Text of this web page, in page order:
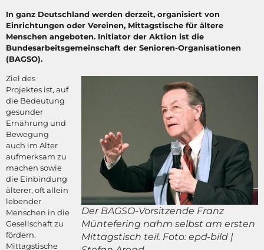
In ganz Deutschland werden derzeit, organisiert von
Einrichtungen oder Vereinen, Mittagstische für ältere
Menschen angeboten. Initiator der Aktion ist die
Bundesarbeitsgemeinschaft der Senioren-Organisationen
(BAGSO).
Der BAGSO-Vorsitzende Franz
Müntefering nahm selbst am ersten
Mittagstisch teil. Foto: epd-bild |
Ziel des
Projektes ist, auf
die Bedeutung
gesunder
Ernährung und
Bewegung
auch im Alter
aufmerksam zu
machen sowie
die Einbindung
älterer, oft allein
lebender
Menschen in die
Gesellschaft zu
fördern.
Mittagstische